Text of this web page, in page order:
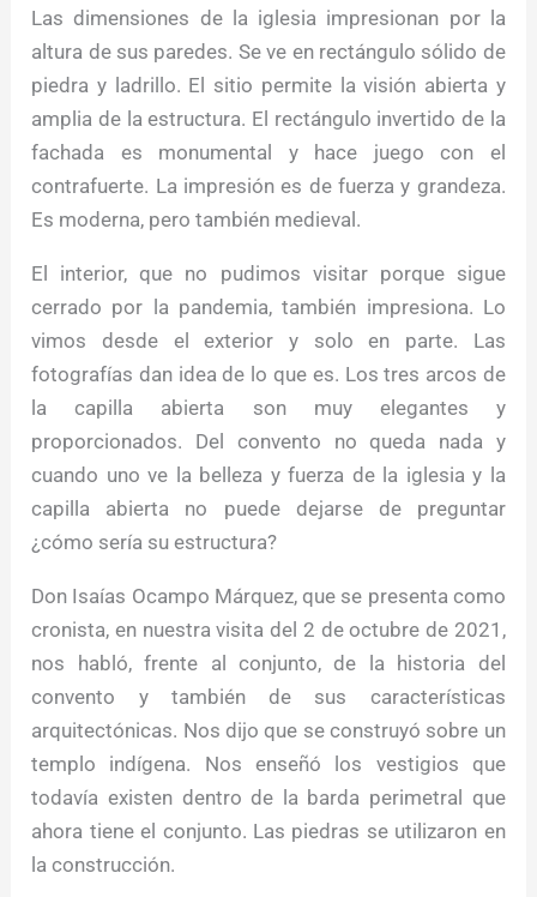
Las dimensiones de la iglesia impresionan por la
altura de sus paredes. Se ve en rectángulo sólido de
piedra y ladrillo. El sitio permite la visión abierta y
amplia de la estructura. El rectángulo invertido de la
fachada es monumental y hace juego con el
contrafuerte. La impresión es de fuerza y grandeza.
Es moderna, pero también medieval.
El interior, que no pudimos visitar porque sigue
cerrado por la pandemia, también impresiona. Lo
vimos desde el exterior y solo en parte. Las
fotografías dan idea de lo que es. Los tres arcos de
la capilla abierta son muy elegantes y
proporcionados. Del convento no queda nada y
cuando uno ve la belleza y fuerza de la iglesia y la
capilla abierta no puede dejarse de preguntar
¿cómo sería su estructura?
Don Isaías Ocampo Márquez, que se presenta como
cronista, en nuestra visita del 2 de octubre de 2021,
nos habló, frente al conjunto, de la historia del
convento y también de sus características
arquitectónicas. Nos dijo que se construyó sobre un
templo indígena. Nos enseñó los vestigios que
todavía existen dentro de la barda perimetral que
ahora tiene el conjunto. Las piedras se utilizaron en
la construcción.